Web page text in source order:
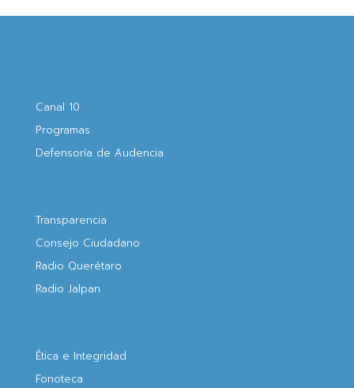
Canal 10
Programas
Defensoría de Audencia
Transparencia
Consejo Ciudadano
Radio Querétaro
Radio Jalpan
Ética e Integridad
Fonoteca